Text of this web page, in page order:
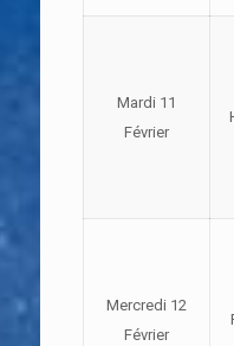
Mardi 11
Février
Mercredi 12
Février